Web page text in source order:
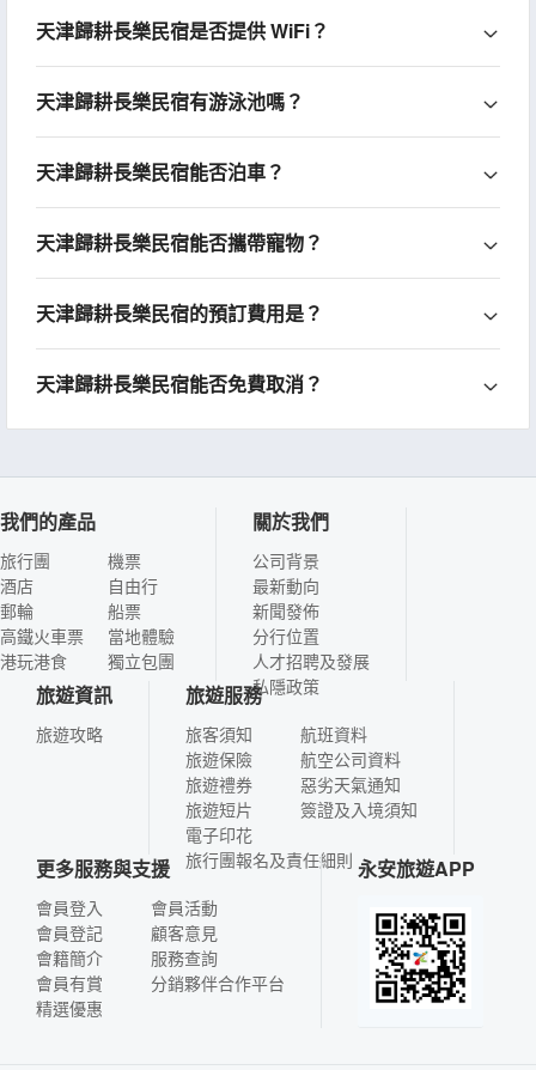
天津歸耕長樂民宿是否提供 WiFi？
天津歸耕長樂民宿有游泳池嗎？
天津歸耕長樂民宿能否泊車？
天津歸耕長樂民宿能否攜帶寵物？
天津歸耕長樂民宿的預訂費用是？
天津歸耕長樂民宿能否免費取消？
我們的產品
旅行團
酒店
郵輪
高鐵火車票
港玩港食
機票
自由行
船票
當地體驗
獨立包團
關於我們
公司背景
最新動向
新聞發佈
分行位置
人才招聘及發展
私隱政策
旅遊資訊
旅遊攻略
旅遊服務
旅客須知
旅遊保險
旅遊禮券
旅遊短片
電子印花
航班資料
航空公司資料
惡劣天氣通知
簽證及入境須知
旅行團報名及責任細則
更多服務與支援
會員登入
會員登記
會籍簡介
會員有賞
精選優惠
會員活動
顧客意見
服務查詢
分銷夥伴合作平台
永安旅遊APP